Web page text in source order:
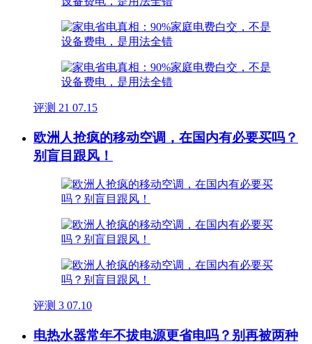
评测 21 07.15
欧洲人抢疯的移动空调，在国内有必要买吗？
别盲目跟风！
评测 3 07.10
电热水器常年不拔电源更省电吗？别再被两种